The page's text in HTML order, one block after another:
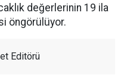
değerlerinin 19 ila
öngörülüyor.
Editörü